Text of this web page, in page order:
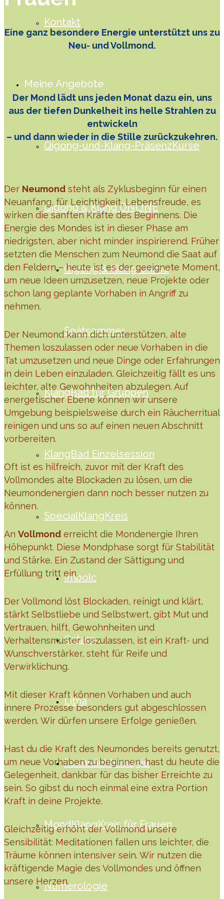
Kontakt
Meine Angebote
Qigong-und-Klang-PräsenzKurse
Qigong & Klang ONLINE
Qigong & Klang Online
Spätsommer
KlangBad für Gruppen
KlangBad Einzelsession
SpecialKlangKreis
Imbolc
Ostara
Litha
Rauhnächtemagie
MondKlangKreis für Frauen
Numerologie
Eine ganz besondere Energie unterstützt uns zu
Neu- und Vollmond.
Der Mond lädt uns jeden Monat dazu ein, uns
aus der tiefen Dunkelheit ins helle Strahlen zu
entwickeln
– und dann wieder in die Stille zurückzukehren.
Der Neumond steht als Zyklusbeginn für einen
Neuanfang, für Leichtigkeit, Lebensfreude, es
wirken die sanften Kräfte des Beginnens. Die
Energie des Mondes ist in dieser Phase am
niedrigsten, aber nicht minder inspirierend. Früher
setzten die Menschen zum Neumond die Saat auf
den Feldern – heute ist es der geeignete Moment,
um neue Ideen umzusetzen, neue Projekte oder
schon lang geplante Vorhaben in Angriff zu
nehmen.
Der Neumond kann dich unterstützen, alte
Themen loszulassen oder neue Vorhaben in die
Tat umzusetzen und neue Dinge oder Erfahrungen
in dein Leben einzuladen. Gleichzeitig fällt es uns
leichter, alte Gewohnheiten abzulegen. Auf
energetischer Ebene können wir unsere
Umgebung beispielsweise durch ein Räucherritual
reinigen und uns so auf einen neuen Abschnitt
vorbereiten.
Oft ist es hilfreich, zuvor mit der Kraft des
Vollmondes alte Blockaden zu lösen, um die
Neumondenergien dann noch besser nutzen zu
können.
An Vollmond erreicht die Mondenergie Ihren
Höhepunkt. Diese Mondphase sorgt für Stabilität
und Stärke. Ein Zustand der Sättigung und
Erfüllung tritt ein.
Der Vollmond löst Blockaden, reinigt und klärt,
stärkt Selbstliebe und Selbstwert, gibt Mut und
Vertrauen, hilft, Gewohnheiten und
Verhaltensmuster loszulassen, ist ein Kraft- und
Wunschverstärker, steht für Reife und
Verwirklichung.
Mit dieser Kraft können Vorhaben und auch
innere Prozesse besonders gut abgeschlossen
werden. Wir dürfen unsere Erfolge genießen.
Hast du die Kraft des Neumondes bereits genutzt,
um neue Vorhaben zu beginnen, hast du heute die
Gelegenheit, dankbar für das bisher Erreichte zu
sein. So gibst du noch einmal eine extra Portion
Kraft in deine Projekte.
Gleichzeitig erhöht der Vollmond unsere
Sensibilität: Meditationen fallen uns leichter, die
Träume können intensiver sein. Wir nutzen die
kräftigende Magie des Vollmondes und öffnen
unsere Herzen.